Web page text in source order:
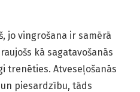
jo vingrošana ir samērā
kā sagatavošanās
trenēties. Atveseļošanās
piesardzību, tāds